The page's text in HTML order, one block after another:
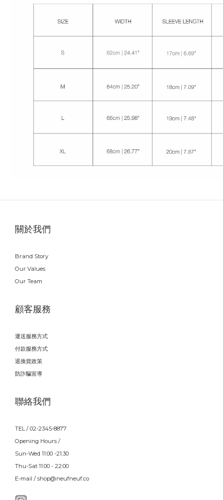
關於我們
Brand Story
Our Values
Our Team
顧客服務
運送服務方式
付款服務方式
退換貨政策
防詐騙宣導
聯絡我們
TEL / 02-2345-8877
Opening Hours /
Sun-Wed 11:00 -21:30
Thu-Sat 11:00 - 22:00
E-mail / shop@neufneuf.co